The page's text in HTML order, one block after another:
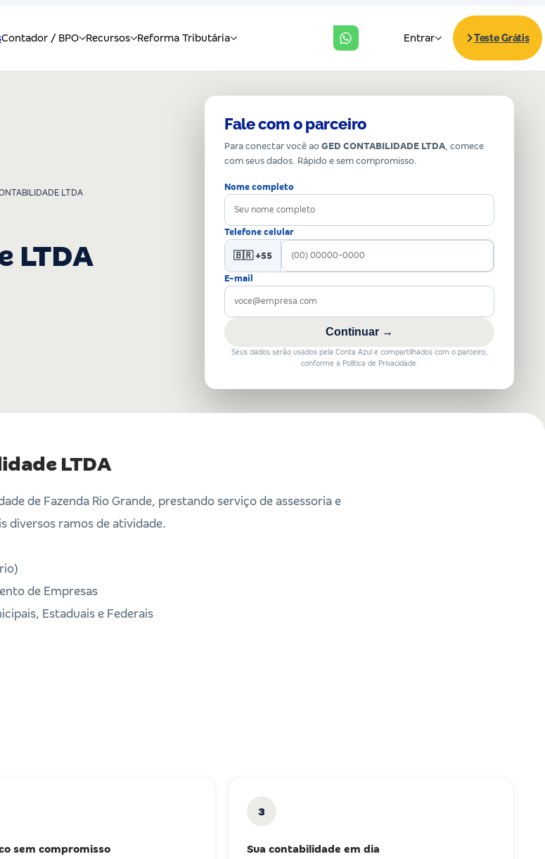
LTDA
LTDA
Fale com o parceiro
Para conectar você ao GED CONTABILIDADE LTDA, comece
com seus dados. Rápido e sem compromisso.
Nome completo
Telefone celular
🇧🇷 +55
E-mail
Continuar →
Seus dados serão usados pela Conta Azul e compartilhados com o parceiro,
conforme a Política de Privacidade.
LTDA
de Fazenda Rio Grande, prestando serviço de assessoria e
diversos ramos de atividade.
de Empresas
Estaduais e Federais
sem compromisso
3
Sua contabilidade em dia